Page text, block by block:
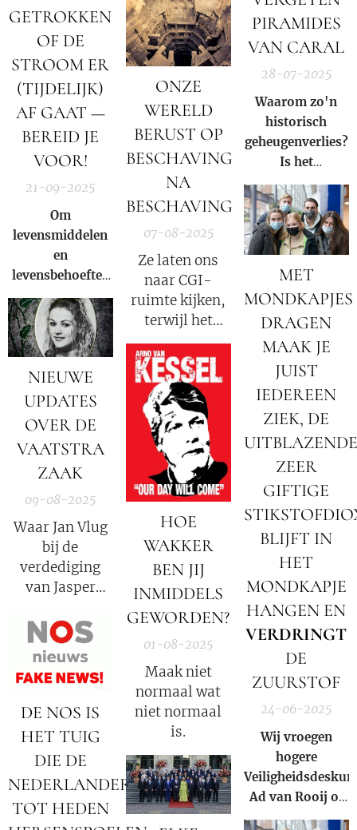
GETROKKEN
OF DE
STROOM ER
(TIJDELIJK)
AF GAAT —
BEREID JE
VOOR!
21-09-2025
Om
levensmiddelen
en
levensbehoeftes
te kunnen ruilen
hebben we een
ruilmiddel
nodig, met welke
ruilmiddelen
kunnen we
de Deep State om
het criminele
bedrijf
Nederland in het
zadel te houden.
NIEUWE
UPDATES
OVER DE
VAATSTRA
ZAAK
09-08-2025
Waar Jan Vlug
bij de
verdediging
van Jasper
zaak Marianne
Vaatstra steken
liet vallen
ONZE
WERELD
BERUST OP
BESCHAVING
NA
BESCHAVING
07-08-2025
Ze laten ons
naar CGI-
ruimte kijken,
terwijl het
allemaal onder
onze voeten is.
DE NOS IS
HET TUIG
DIE DE
NEDERLANDERS
TOT HEDEN
HOE
WAKKER
BEN JIJ
INMIDDELS
GEWORDEN?
01-08-2025
Maak niet
normaal wat
niet normaal
is.
PIRAMIDES
VAN CARAL
28-07-2025
Waarom zo'n
historisch
geheugenverlies?
Is het
verwaarlozing –
of een bewuste
poging om de
waarheid over de
verfijning van
precolumbiaanse
beschavingen te
verdoezelen?
MET
MONDKAPJES
DRAGEN
MAAK JE
JUIST
IEDEREEN
ZIEK, DE
UITBLAZENDE
ZEER
GIFTIGE
BLIJFT IN
HET
MONDKAPJE
HANGEN EN
VERDRINGT
DE
ZUURSTOF
24-06-2025
Wij vroegen
hogere
Ad van Rooij of
hij aanvullingen